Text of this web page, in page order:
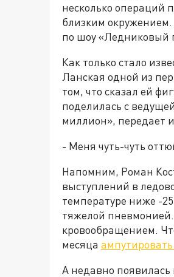
несколько операций
близким
по шоу «Ледниковый
Как только стало
Ланская одной из
том, что сказал ей
поделилась с
миллион», передает
- Меня чуть-чуть
Напомним, Роман
выступлений в
температуре ниже -
тяжелой
кровообращением.
месяца
А недавно